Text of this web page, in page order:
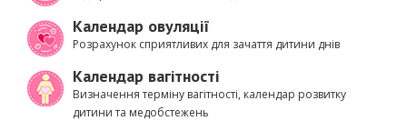
Календар овуляції
Розрахунок сприятливих для зачаття дитини днів
Календар вагітності
Визначення терміну вагітності, календар розвитку
дитини та медобстежень